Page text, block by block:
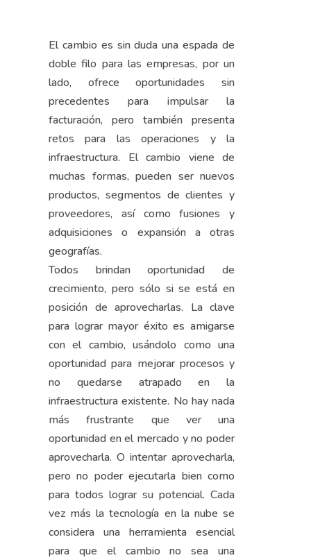
El cambio es sin duda una espada de
doble filo para las empresas, por un
lado, ofrece oportunidades sin
precedentes para impulsar la
facturación, pero también presenta
retos para las operaciones y la
infraestructura. El cambio viene de
muchas formas, pueden ser nuevos
productos, segmentos de clientes y
proveedores, así como fusiones y
adquisiciones o expansión a otras
geografías.
Todos brindan oportunidad de
crecimiento, pero sólo si se está en
posición de aprovecharlas. La clave
para lograr mayor éxito es amigarse
con el cambio, usándolo como una
oportunidad para mejorar procesos y
no quedarse atrapado en la
infraestructura existente. No hay nada
más frustrante que ver una
oportunidad en el mercado y no poder
aprovecharla. O intentar aprovecharla,
pero no poder ejecutarla bien como
para todos lograr su potencial. Cada
vez más la tecnología en la nube se
considera una herramienta esencial
para que el cambio no sea una